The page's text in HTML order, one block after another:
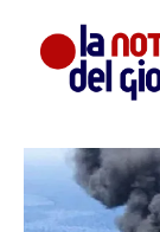
contenuto